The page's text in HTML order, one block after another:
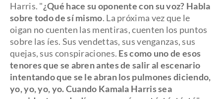
Harris. "¿Qué hace su oponente con su voz? Habla
sobre todo de sí mismo. La próxima vez que le
oigan no cuenten las mentiras, cuenten los puntos
sobre las íes. Sus vendettas, sus venganzas, sus
quejas, sus conspiraciones. Es como uno de esos
tenores que se abren antes de salir al escenario
intentando que se le abran los pulmones diciendo,
yo, yo, yo, yo. Cuando Kamala Harris sea